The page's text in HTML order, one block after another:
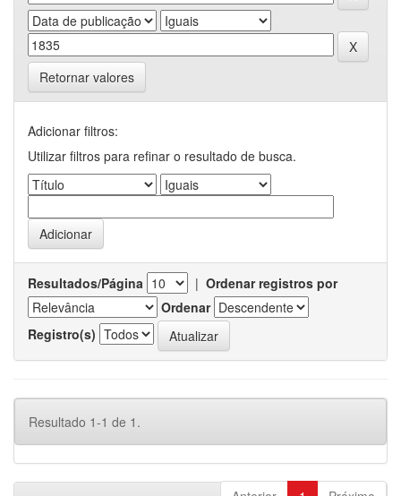
Retornar valores
Adicionar filtros:
Utilizar filtros para refinar o resultado de busca.
Resultados/Página | Ordenar registros por
Ordenar
Registro(s)
Resultado 1-1 de 1.